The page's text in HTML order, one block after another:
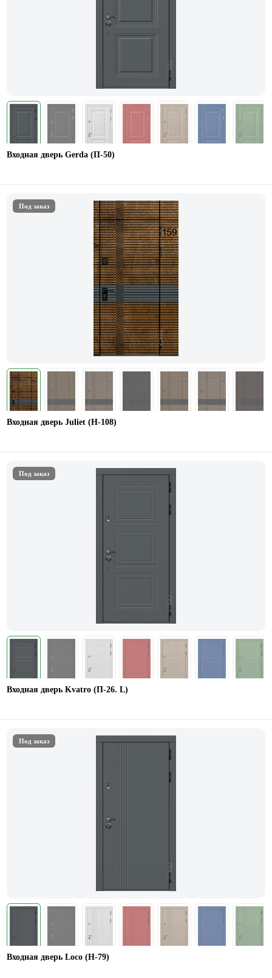
Входная дверь Gerda (П-50)
Под заказ
Входная дверь Juliet (Н-108)
Под заказ
Входная дверь Kvatro (П-26. L)
Под заказ
Входная дверь Loco (Н-79)